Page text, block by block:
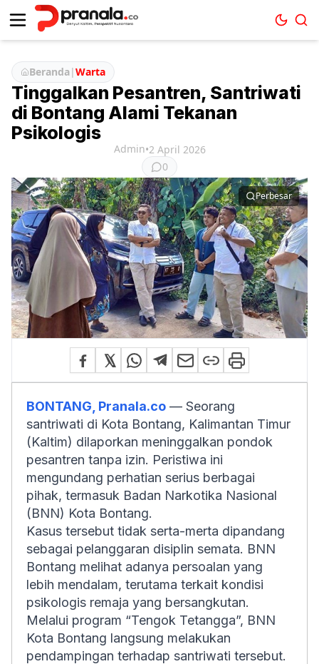
Beranda|Warta
Tinggalkan Pesantren, Santriwati
di Bontang Alami Tekanan
Psikologis
Admin•2 April 2026
0
Perbesar
BONTANG, Pranala.co — Seorang
santriwati di Kota Bontang, Kalimantan Timur
(Kaltim) dilaporkan meninggalkan pondok
pesantren tanpa izin. Peristiwa ini
mengundang perhatian serius berbagai
pihak, termasuk Badan Narkotika Nasional
(BNN) Kota Bontang.
Kasus tersebut tidak serta-merta dipandang
sebagai pelanggaran disiplin semata. BNN
Bontang melihat adanya persoalan yang
lebih mendalam, terutama terkait kondisi
psikologis remaja yang bersangkutan.
Melalui program “Tengok Tetangga”, BNN
Kota Bontang langsung melakukan
pendampingan terhadap santriwati tersebut.